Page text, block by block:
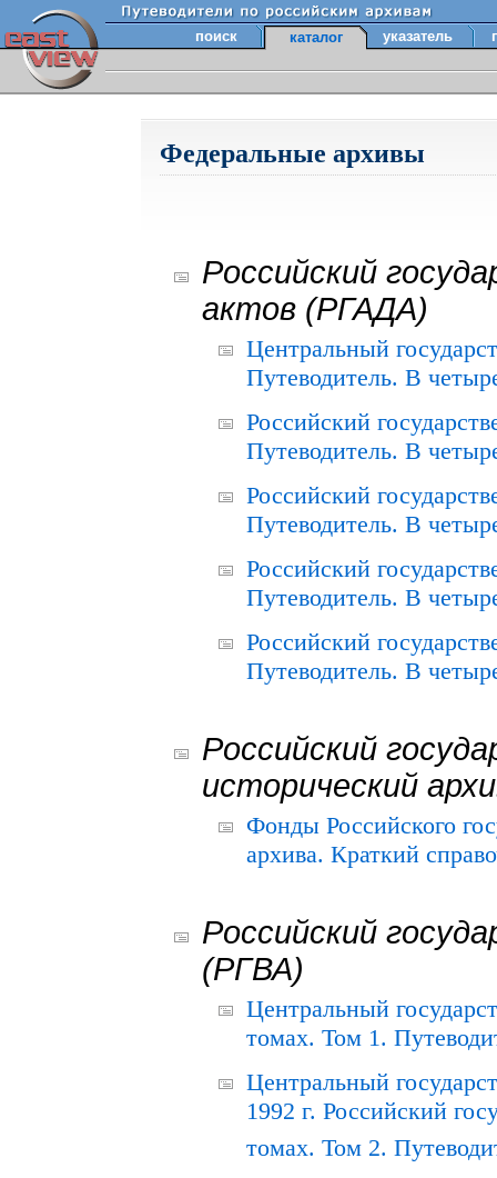
поиск каталог указатель
Федеральные архивы
Российский
актов (РГАДА)
Центральный
Путеводитель. В
Российский
Путеводитель. В
Российский
Путеводитель. В
Российский
Путеводитель. В
Российский
Путеводитель. В
Российский
исторический
Фонды Российского
архива. Краткий
Российский
(РГВА)
Центральный
томах. Том 1.
Центральный
1992 г. Российский
томах. Том 2.